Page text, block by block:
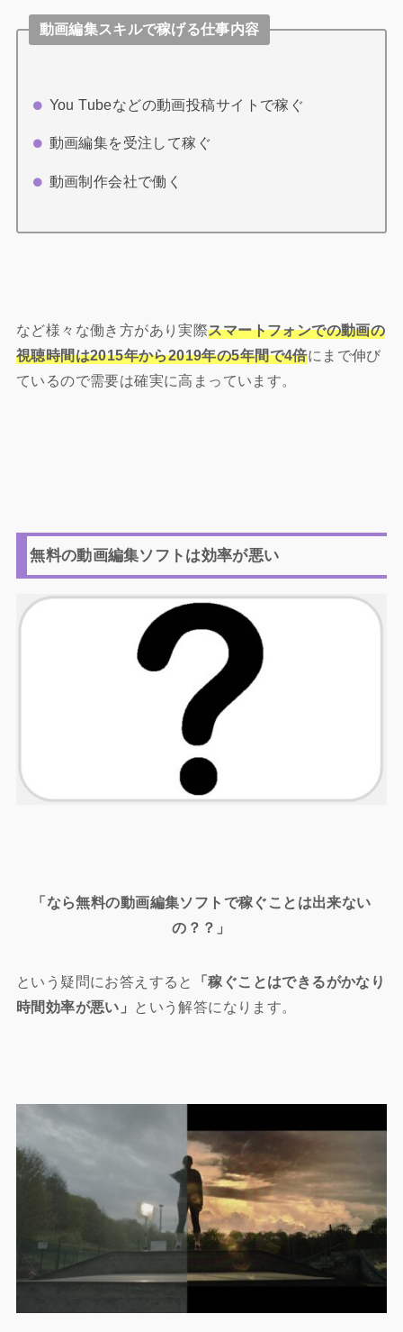
動画編集スキルで稼げる仕事内容
You Tubeなどの動画投稿サイトで稼ぐ
動画編集を受注して稼ぐ
動画制作会社で働く
など様々な働き方があり実際スマートフォンでの動画の
視聴時間は2015年から2019年の5年間で4倍にまで伸び
ているので需要は確実に高まっています。
無料の動画編集ソフトは効率が悪い
「なら無料の動画編集ソフトで稼ぐことは出来ない
の？？」
という疑問にお答えすると
「稼ぐことはできるがかなり
時間効率が悪い」
という解答になります。